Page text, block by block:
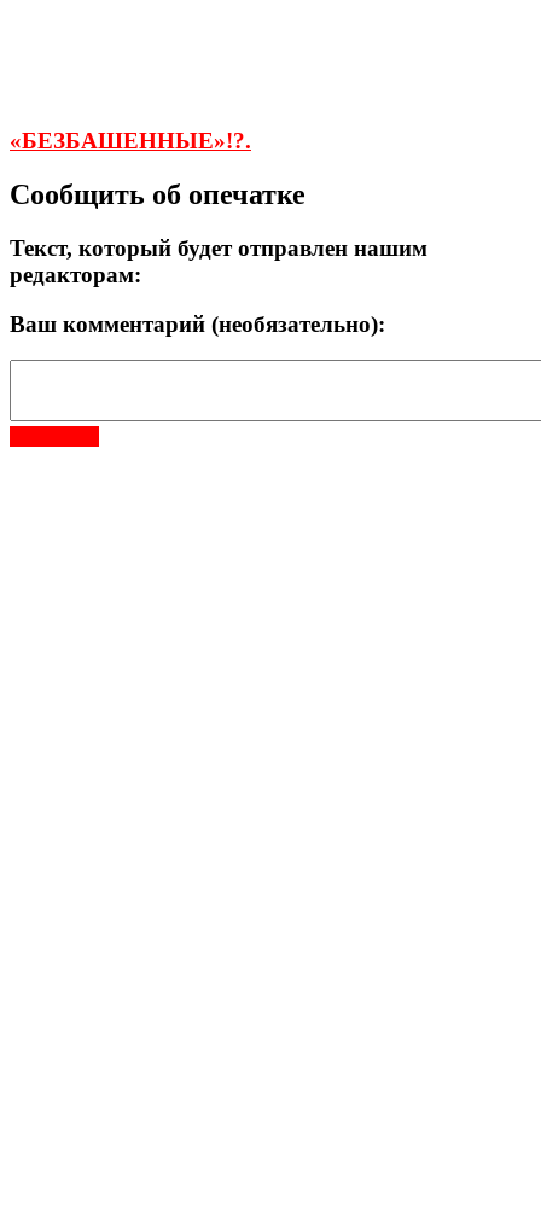
«БЕЗБАШЕННЫЕ»!?.
Сообщить об опечатке
Текст, который будет отправлен нашим
редакторам:
Ваш комментарий (необязательно):